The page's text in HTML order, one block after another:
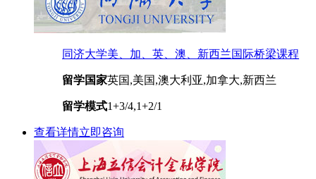
同济大学美、加、英、澳、新西兰国际桥梁课程
留学国家英国,美国,澳大利亚,加拿大,新西兰
留学模式1+3/4,1+2/1
查看详情立即咨询